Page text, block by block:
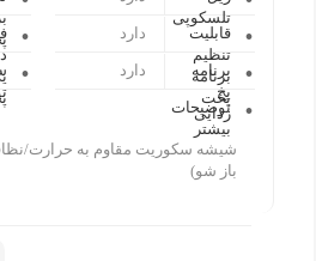
تلسکوپی
قابلیت
تنظیم
برنامه
پخت
دارد
برنامه
یخ
زدایی
دارد
توضیحات
بیشتر
شیشه سکوریت مقاوم به حرارت/
باز شو)